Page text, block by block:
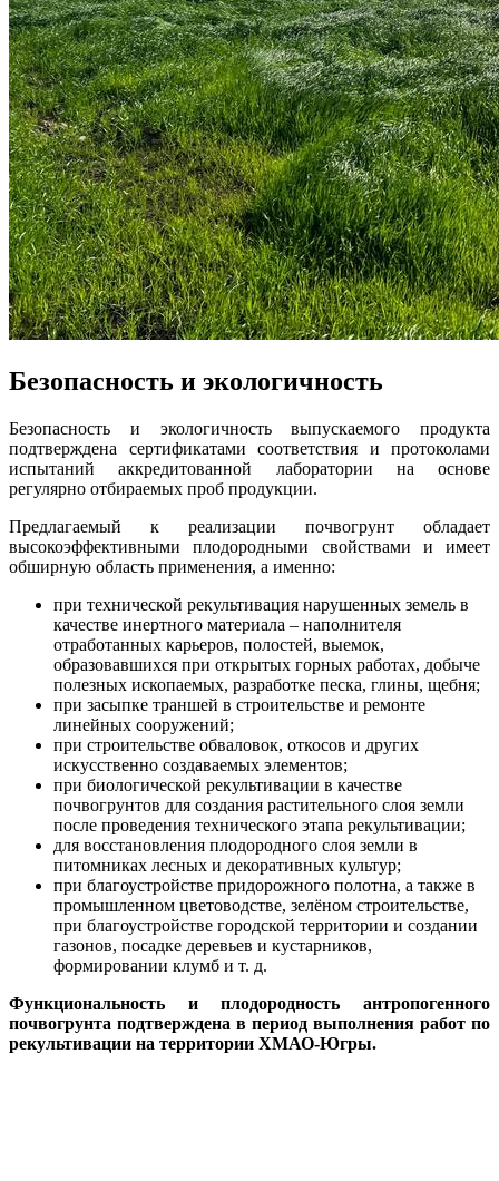
Безопасность и экологичность
Безопасность и экологичность выпускаемого продукта
подтверждена сертификатами соответствия и протоколами
испытаний аккредитованной лаборатории на основе
регулярно отбираемых проб продукции.
Предлагаемый к реализации почвогрунт обладает
высокоэффективными плодородными свойствами и имеет
обширную область применения, а именно:
при технической рекультивация нарушенных земель в
качестве инертного материала – наполнителя
отработанных карьеров, полостей, выемок,
образовавшихся при открытых горных работах, добыче
полезных ископаемых, разработке песка, глины, щебня;
при засыпке траншей в строительстве и ремонте
линейных сооружений;
при строительстве обваловок, откосов и других
искусственно создаваемых элементов;
при биологической рекультивации в качестве
почвогрунтов для создания растительного слоя земли
после проведения технического этапа рекультивации;
для восстановления плодородного слоя земли в
питомниках лесных и декоративных культур;
при благоустройстве придорожного полотна, а также в
промышленном цветоводстве, зелёном строительстве,
при благоустройстве городской территории и создании
газонов, посадке деревьев и кустарников,
формировании клумб и т. д.
Функциональность и плодородность антропогенного
почвогрунта подтверждена в период выполнения работ по
рекультивации на территории ХМАО-Югры.